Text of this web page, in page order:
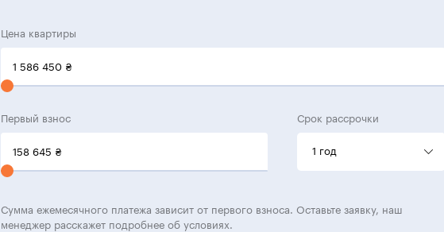
Цена квартиры
1 586 450 ₴
Первый взнос
158 645 ₴
Срок рассрочки
1 год
Сумма ежемесячного платежа зависит от первого взноса. Оставьте заявку, наш
менеджер расскажет подробнее об условиях.